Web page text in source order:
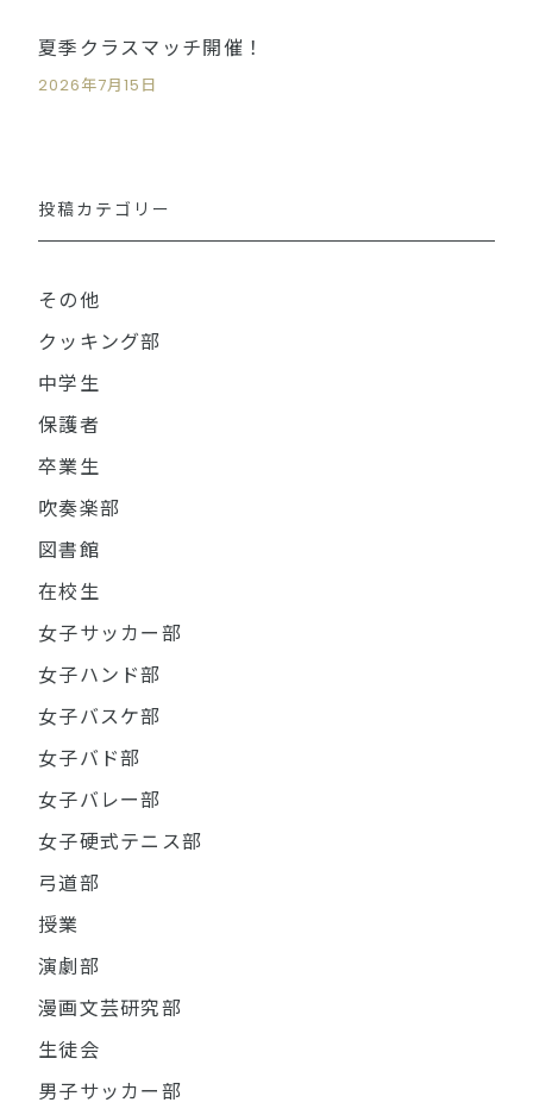
夏季クラスマッチ開催！
2026年7月15日
投稿カテゴリー
その他
クッキング部
中学生
保護者
卒業生
吹奏楽部
図書館
在校生
女子サッカー部
女子ハンド部
女子バスケ部
女子バド部
女子バレー部
女子硬式テニス部
弓道部
授業
演劇部
漫画文芸研究部
生徒会
男子サッカー部